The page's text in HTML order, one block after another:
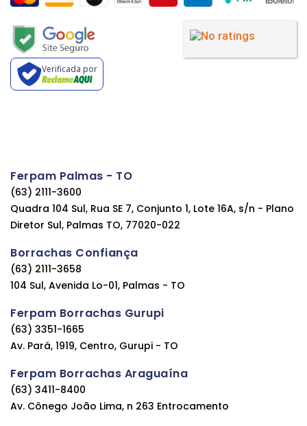
Verificada por
Ferpam Palmas - TO
(63) 2111-3600
Quadra 104 Sul, Rua SE 7, Conjunto 1, Lote 16A, s/n - Plano
Diretor Sul, Palmas TO, 77020-022
Borrachas Confiança
(63) 2111-3658
104 Sul, Avenida Lo-01, Palmas - TO
Ferpam Borrachas Gurupi
(63) 3351-1665
Av. Pará, 1919, Centro, Gurupi - TO
Ferpam Borrachas Araguaína
(63) 3411-8400
Av. Cônego João Lima, n 263 Entrocamento